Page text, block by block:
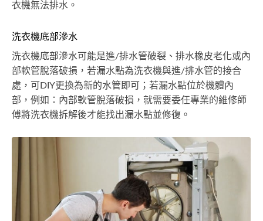
衣機無法排水。
洗衣機底部滲水
洗衣機底部滲水可能是進/排水管破裂、排水橡皮老化或內
部軟管脫落破損，若漏水點為洗衣機與進/排水管的接合
處，可DIY更換為新的水管即可；若漏水點位於機體內
部，例如：內部軟管脫落破損，就需要委任專業的維修師
傅將洗衣機拆解後才能找出漏水點並修復。